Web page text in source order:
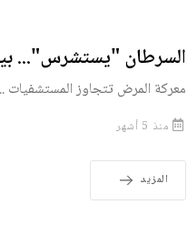
السرطان "يستشرس"...
معركة المرض تتجاوز
منذ 5 أشهر
المزيد